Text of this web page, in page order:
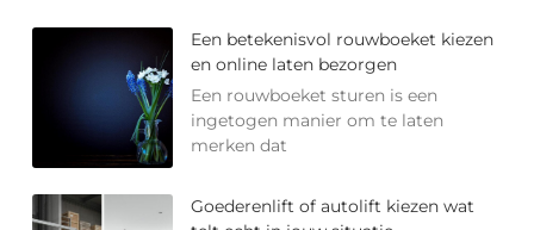
Een betekenisvol rouwboeket kiezen
en online laten bezorgen
Een rouwboeket sturen is een
ingetogen manier om te laten
merken dat
Goederenlift of autolift kiezen wat